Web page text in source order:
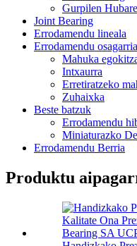
Gurpilen
Joint Bearing
Errodamendu lineala
Errodamendu
Mahuka
Intxaurra
Erretiratzeko
Zuhaixka
Beste batzuk
Errodamendu
Miniaturazko
Errodamendu Berria
Produktu